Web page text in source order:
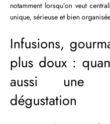
notamment lorsqu’on veut
unique, sérieuse et bien
Infusions,
plus doux :
aussi une
dégustation